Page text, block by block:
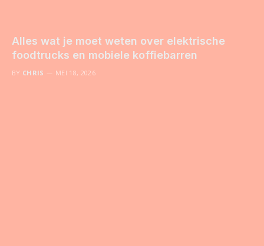
Alles wat je moet weten over elektrische
foodtrucks en mobiele koffiebarren
BY CHRIS MEI 18, 2026